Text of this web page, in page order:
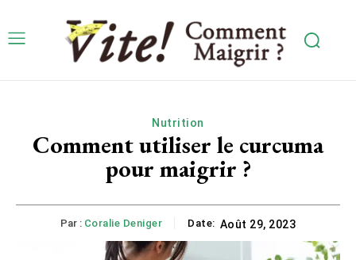
Nutrition
Comment utiliser le curcuma
pour maigrir ?
Par : Coralie Deniger Date: Août 29, 2023